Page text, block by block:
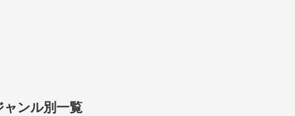
ャンル別一覧